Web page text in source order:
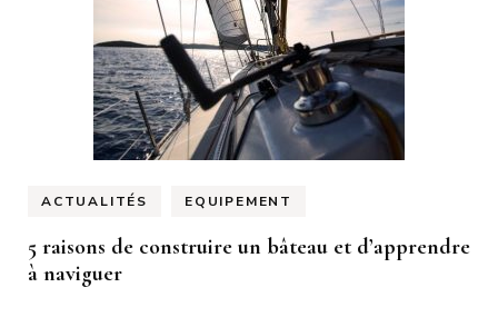
ACTUALITÉS EQUIPEMENT
5 raisons de construire un bâteau et d’apprendre
à naviguer